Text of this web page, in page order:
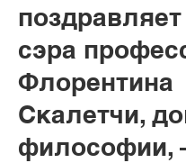
сэра
Флорентина
Скалетчи,
философии,